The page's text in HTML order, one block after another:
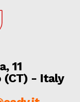
11
(CT) - Italy